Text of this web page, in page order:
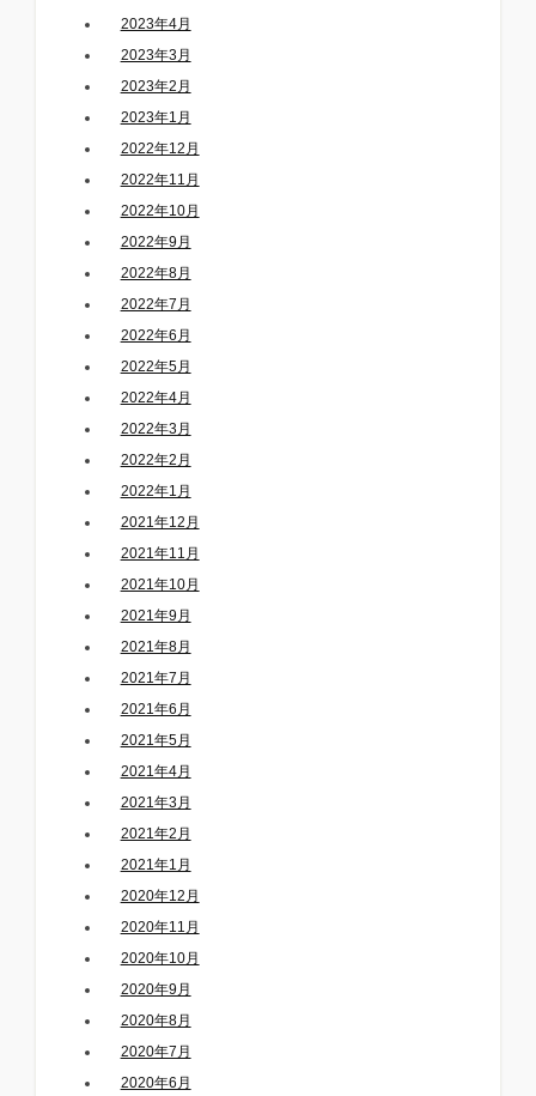
2023年4月
2023年3月
2023年2月
2023年1月
2022年12月
2022年11月
2022年10月
2022年9月
2022年8月
2022年7月
2022年6月
2022年5月
2022年4月
2022年3月
2022年2月
2022年1月
2021年12月
2021年11月
2021年10月
2021年9月
2021年8月
2021年7月
2021年6月
2021年5月
2021年4月
2021年3月
2021年2月
2021年1月
2020年12月
2020年11月
2020年10月
2020年9月
2020年8月
2020年7月
2020年6月